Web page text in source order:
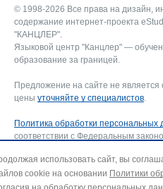
© 1998-2026 Все права на дизайн,
содержание интернет-проекта
"КАНЦЛЕР".
Языковой центр "Канцлер" —
образование за границей.
Предложение на сайте не
цены уточняйте у специалистов
Политика обработки
соответствии с Федеральным
Соглашение об использовании
соглашение на обработку
файлов cookie. В случае несогласия
использовать сайт, вы
cookie на основании Политики